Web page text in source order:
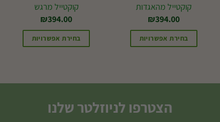
קוקטייל מהאגדות
₪394.00
בחירת אפשרויות
קוקטייל מרגש
₪394.00
בחירת אפשרויות
הצטרפו לניוזלטר שלנו